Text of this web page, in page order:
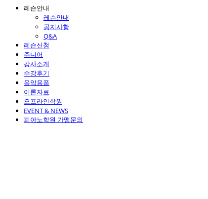
레슨안내
레슨안내
공지사항
Q&A
레슨신청
주니어
강사소개
수강후기
음악용품
이론자료
오프라인학원
EVENT & NEWS
피아노학원 가맹문의